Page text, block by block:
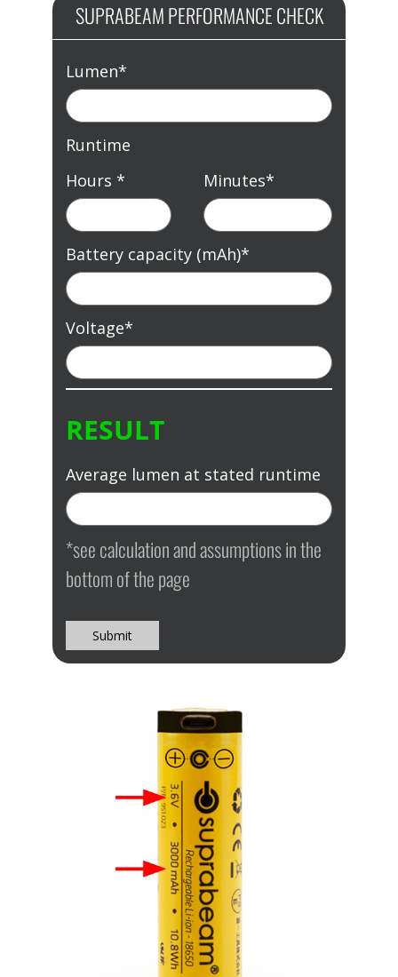
SUPRABEAM PERFORMANCE CHECK
Lumen*
Runtime
Hours * Minutes*
Battery capacity (mAh)*
Voltage*
RESULT
Average lumen at stated runtime
*see calculation and assumptions in the
bottom of the page
Submit